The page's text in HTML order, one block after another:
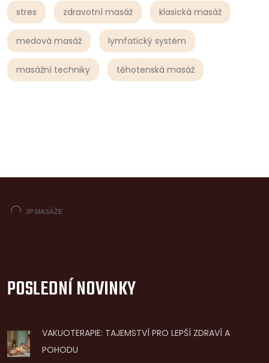
stres zdravotní masáž klasická masáž
medová masáž lymfatický systém
masážní techniky těhotenská masáž
POSLEDNÍ NOVINKY
VAKUOTERAPIE: TAJEMSTVÍ PRO LEPŠÍ ZDRAVÍ A
POHODU